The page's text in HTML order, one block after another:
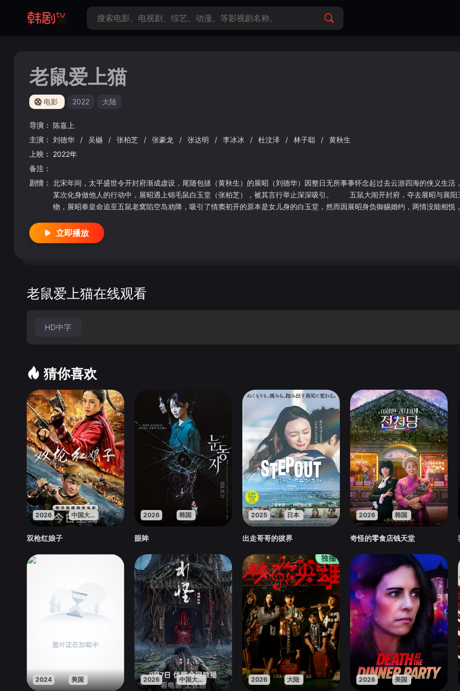
老鼠爱上猫
电影 2022 大陆
导演： 陈嘉上
主演： 刘德华 / 吴樾 / 张柏芝 / 张豪龙 / 张达明 / 李冰冰 / 杜汶泽 / 林子聪 /
黄秋生
上映： 2022年
备注：
剧情： 北宋年间，太平盛世令开封府渐成虚设，尾随包拯（黄秋生）的展昭（刘德华）因整日无所事事怀念起过去云游四海的侠义生活
某次化身做他人的行动中，展昭遇上锦毛鼠白玉堂（张柏芝），被其言行举止深深吸引。 五鼠大闹开封府，夺去展昭与襄阳
物，展昭奉皇命追至五鼠老窝陷空岛劝降，吸引了情窦初开的原本是女儿身的白玉堂，然而因展昭身负御赐婚约，两情没能相悦
立即播放
老鼠爱上猫在线观看
HD中字
猜你喜欢
2026 中国大陆
双枪红娘子
2026 韩国
眼眸
2025 日本
出走哥哥的彼界
2026 韩国
奇怪的零食店钱天堂
2024 美国 2026 中国大陆 2026 大陆 2026 美国